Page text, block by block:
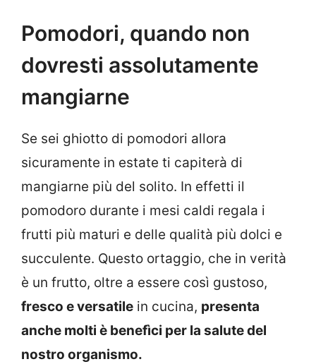
Pomodori, quando non
dovresti assolutamente
mangiarne
Se sei ghiotto di pomodori allora
sicuramente in estate ti capiterà di
mangiarne più del solito. In effetti il
pomodoro durante i mesi caldi regala i
frutti più maturi e delle qualità più dolci e
succulente. Questo ortaggio, che in verità
è un frutto, oltre a essere così gustoso,
fresco e versatile in cucina, presenta
anche molti è benefìci per la salute del
nostro organismo.